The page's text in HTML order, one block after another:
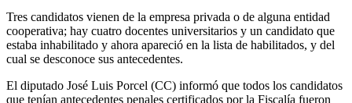
Tres candidatos vienen de la empresa privada o de alguna entidad
cooperativa; hay cuatro docentes universitarios y un candidato que
estaba inhabilitado y ahora apareció en la lista de habilitados, y del
cual se desconoce sus antecedentes.
El diputado José Luis Porcel (CC) informó que todos los candidatos
que tenían antecedentes penales certificados por la Fiscalía fueron